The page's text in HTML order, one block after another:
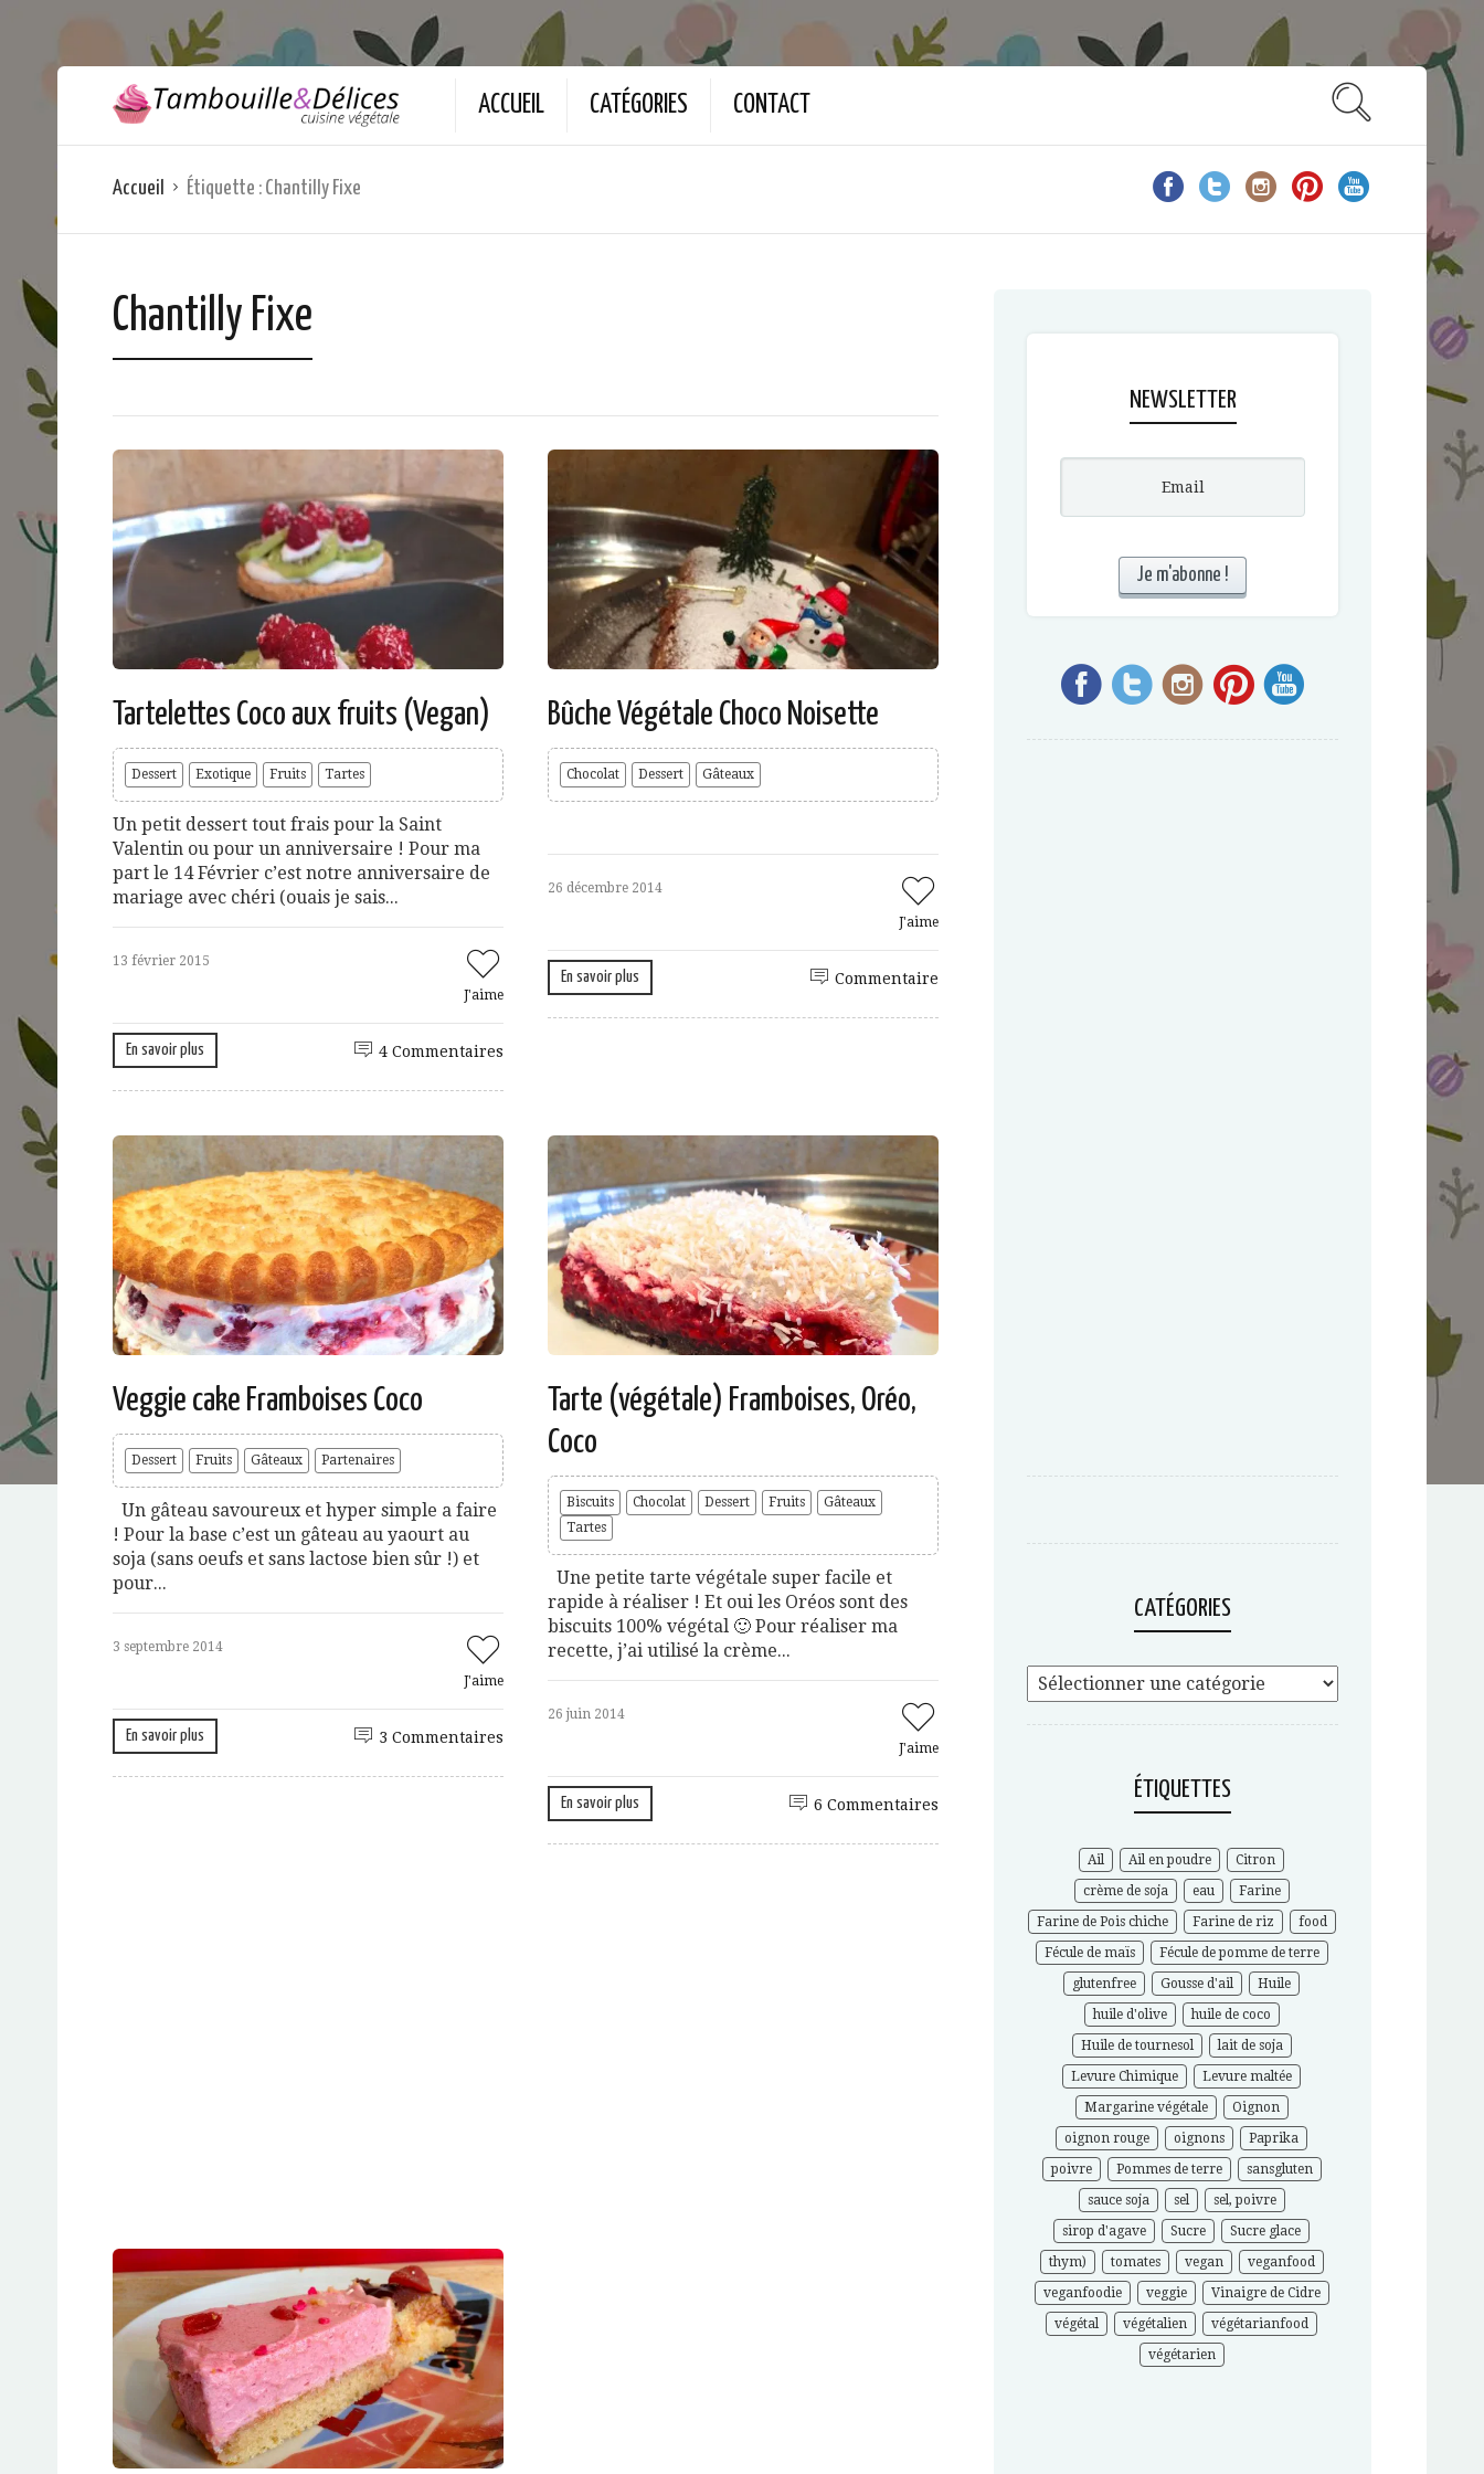
ACCUEIL CATÉGORIES CONTACT
Accueil Étiquette : Chantilly Fixe
Chantilly Fixe
Tartelettes Coco aux fruits (Vegan)
Dessert Exotique Fruits Tartes
Un petit dessert tout frais pour la Saint
Valentin ou pour un anniversaire ! Pour ma
part le 14 Février c’est notre anniversaire de
mariage avec chéri (ouais je sais...
13 février 2015
J'aime
En savoir plus 4 Commentaires
Bûche Végétale Choco Noisette
Chocolat Dessert Gâteaux
26 décembre 2014
J'aime
En savoir plus Commentaire
Veggie cake Framboises Coco
Dessert Fruits Gâteaux Partenaires
Un gâteau savoureux et hyper simple a faire
! Pour la base c’est un gâteau au yaourt au
soja (sans oeufs et sans lactose bien sûr !) et
pour...
3 septembre 2014
J'aime
En savoir plus 3 Commentaires
Tarte (végétale) Framboises, Oréo,
Coco
Biscuits Chocolat Dessert Fruits
Gâteaux
Tartes
Une petite tarte végétale super facile et
rapide à réaliser ! Et oui les Oréos sont des
biscuits 100% végétal 🙂 Pour réaliser ma
recette, j’ai utilisé la crème...
26 juin 2014
J'aime
En savoir plus 6 Commentaires
NEWSLETTER
CATÉGORIES
ÉTIQUETTES
Ail Ail en poudre
Citron
crème de soja
eau
Farine
Farine de Pois chiche
Farine de riz
food
Fécule de maïs
Fécule de pomme de terre
glutenfree
Gousse d'ail
Huile
huile d'olive
huile de coco
Huile de tournesol
lait de soja
Levure Chimique
Levure maltée
Margarine végétale
Oignon
oignon rouge
oignons
Paprika
poivre
Pommes de terre
sansgluten
sauce soja
sel
sel, poivre
sirop d'agave
Sucre
Sucre glace
thym)
tomates vegan
veganfood
veganfoodie
veggie
Vinaigre de Cidre
végétal
végétalien
végétarianfood
végétarien